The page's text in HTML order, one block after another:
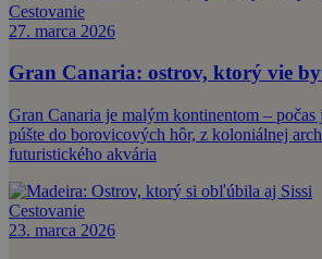
Cestovanie
27. marca 2026
Gran Canaria: ostrov, ktorý vie
Gran Canaria je malým kontinentom – počas
púšte do borovicových hôr, z koloniálnej
futuristického akvária
Cestovanie
23. marca 2026